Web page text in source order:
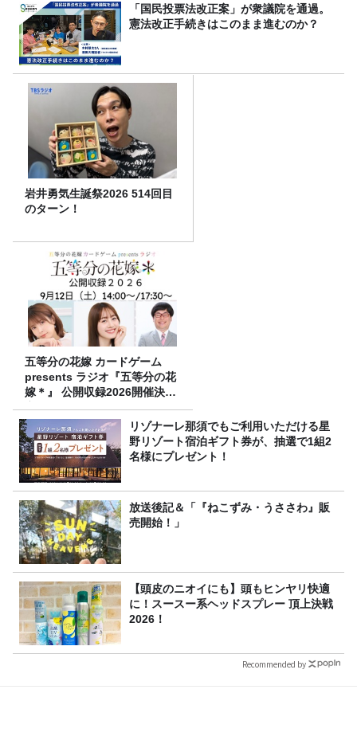
「国民投票法改正案」が衆議院を通過。
憲法改正手続きはこのまま進むのか？
岩井勇気生誕祭2026 514回目
のターン！
五等分の花嫁 カードゲーム
presents ラジオ『五等分の花
嫁＊』 公開収録2026開催決
定！
リゾナーレ那須でもご利用いただける星
野リゾート宿泊ギフト券が、抽選で1組2
名様にプレゼント！
放送後記＆「『ねこずみ・うささわ』販
売開始！」
【頭皮のニオイにも】頭もヒンヤリ快適
に！スースー系ヘッドスプレー 頂上決戦
2026！
Recommended by